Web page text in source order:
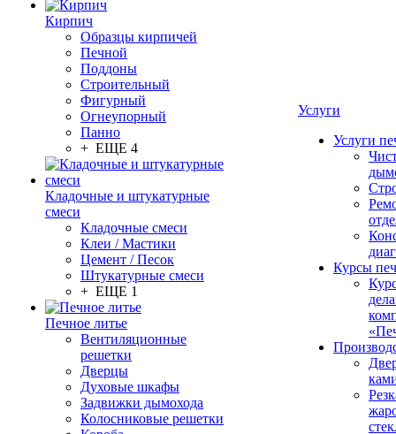
Кирпич
Образцы кирпичей
Печной
Поддоны
Строительный
Фигурный
Огнеупорный
Панно
+ ЕЩЕ 4
Кладочные и штукатурные
смеси
Кладочные смеси
Клеи / Мастики
Цемент / Песок
Штукатурные смеси
+ ЕЩЕ 1
Печное литье
Вентиляционные
решетки
Дверцы
Духовые шкафы
Задвижки дымохода
Колосниковые решетки
Услуги
Услуги
Курсы